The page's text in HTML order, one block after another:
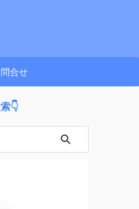
合せ
👇